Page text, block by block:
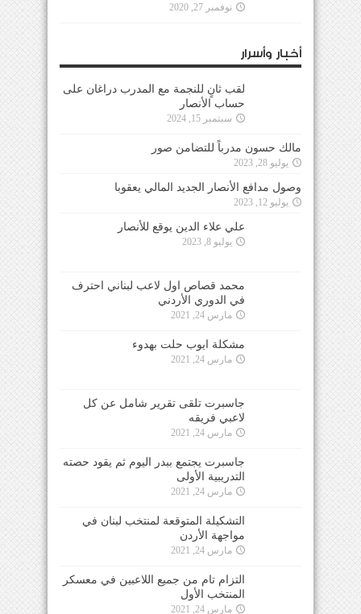
نوفمبر 27, 2020
أخبار وأسرار
لقب ثانٍ للنجمة مع المدرب دراغان على
حساب الأنصار
سبتمبر 15, 2024
مالك حسون مدرباً للتضامن صور
يوليو 28, 2023
وصول مدافع الأنصار الجديد المالي يعقوبا
يوليو 12, 2023
علي علاء الدين يوقع للأنصار
يوليو 8, 2023
محمد قصاص اول لاعب لبناني احترف
في الدوري الأردني
مارس 24, 2021
مشكلة ايوب حلت بهدوء
مارس 24, 2021
جاسبرت تلقى تقرير شامل عن كل
لاعبي فريقه
مارس 24, 2021
جاسبرت يجتمع ببدر اليوم ثم يقود حصته
التدريبية الأولى
مارس 24, 2021
التشكيلة المتوقعة لمنتخب لبنان في
مواجهة الأردن
مارس 24, 2021
التزام تام من جميع اللاعبين في معسكر
المنتخب الأول
مارس 24, 2021